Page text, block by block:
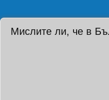
Мислите ли, че в